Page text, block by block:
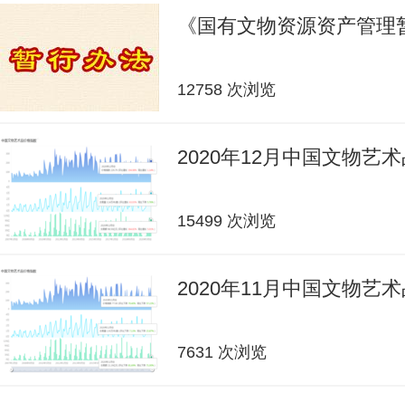
《国有文物资源资产管
12758 次浏览
2020年12月中国文物艺
15499 次浏览
2020年11月中国文物艺
7631 次浏览